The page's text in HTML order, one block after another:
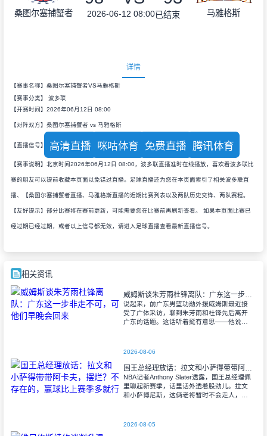
桑图尔塞捕蟹者 2026-06-12 08:00已结束 马雅格斯
详情
【赛事名称】桑图尔塞捕蟹者VS马雅格斯
【赛事分类】 波多联
【开赛时间】2026年06月12日 08:00
【对阵双方】桑图尔塞捕蟹者 vs 马雅格斯
【直播信号】 高清直播 咪咕体育 免费直播 腾讯体育
【赛事说明】北京时间2026年06月12日 08:00，波多联直播准时在线播放，喜欢看波多联比
赛的朋友可以提前收藏本页面以免错过直播。足球直播还为您在本页面索引了相关波多联直
播、【桑图尔塞捕蟹者直播、马雅格斯直播的近期比赛列表以及两队历史交锋、两队赛程。
【友好提示】部分比赛将在赛前更新，可能需要您在比赛前再刷新查看。 如果本页面比赛已
经过期已经过期，或者以上信号都无效，请进入足球直播查看最新直播信号。
相关资讯
威姆斯谈朱芳雨杜锋离队：广东这一步非走不可，可他们早晚会回来
说起来，前广东男篮功勋外援威姆斯最近接
受了广体采访，聊到朱芳雨和杜锋先后离开
广东的话题。这话听着挺有意思——他说：
别
2026-08-06
国王总经理放话：拉文和小萨得带带阿卡夫，摆烂？不存在的，赢球比上赛季多就行
NBA记者Anthony Slater透露，国王总经理佩
里聊起新赛季，话里话外透着股劲儿。拉文
和小萨博尼斯，这俩老将暂时不会走人，选
2026-08-05